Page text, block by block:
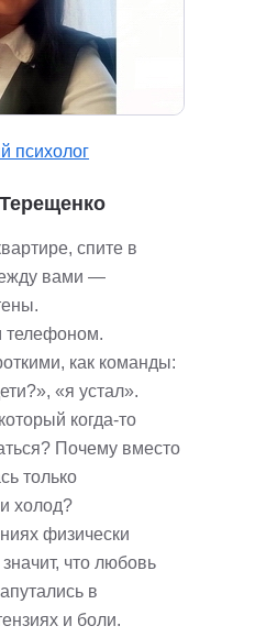
психолог
спите в
вами —
телефоном.
как команды:
«я устал».
когда-то
Почему вместо
только
холод?
физически
что любовь
в
и боли.